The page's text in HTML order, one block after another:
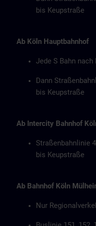
bis Keupstraße
Ab Köln Hauptbahnhof
Jede S Bahn
Dann
bis Keupstraße
Ab Intercity Bahnhof
Straßenbahnlinie
bis Keupstraße
Ab Bahnhof Köln
Nur